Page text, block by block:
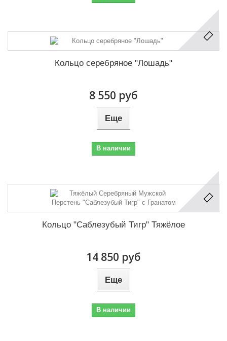
Кольцо серебряное "Лошадь"
8 550 руб
Еще
В наличии
Кольцо "Саблезубый Тигр" Тяжёлое
14 850 руб
Еще
В наличии